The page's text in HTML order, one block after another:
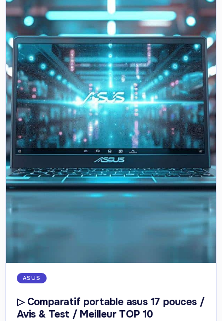
ASUS
▷ Comparatif portable asus 17 pouces /
Avis & Test / Meilleur TOP 10